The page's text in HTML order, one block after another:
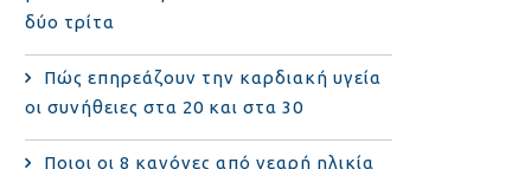
δύο τρίτα
Πώς επηρεάζουν την καρδιακή υγεία
οι συνήθειες στα 20 και στα 30
Ποιοι οι 8 κανόνες από νεαρή ηλικία